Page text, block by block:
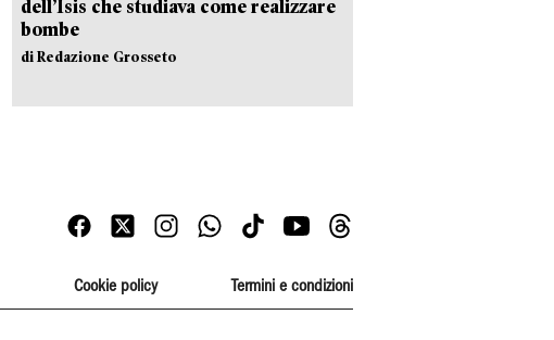
dell’Isis che studiava come realizzare
bombe
di Redazione Grosseto
Cookie policy Termini e condizioni